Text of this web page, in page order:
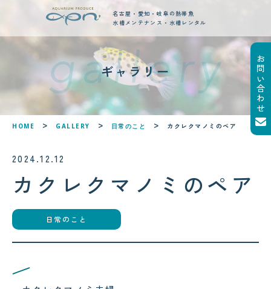
名古屋・愛知・岐阜の熱帯魚
水槽メンテナンス・水槽レンタル
new posts
最新ブログ記事
2026.08.06
お問い合わせ
ギャラリー
HOME GALLERY 日常のこと カクレクマノミのペア
2024.12.12
カクレクマノミのペア
日常のこと